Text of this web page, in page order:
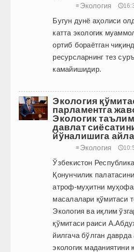
≡ Экология
Бугун дунё аҳолиси
катта экологик
ортиб бораётган
ресурсларнинг тез
камайишидир.
Экология
парламентга
Экологик
давлат
йўналишига
≡ Экология
Ўзбекистон
Қонунчилик
атроф-муҳитни
масалалари қўмитаси
Экология ва иқлим
қўмитаси раиси
йилгача бўлган даврда
экологик маданиятини